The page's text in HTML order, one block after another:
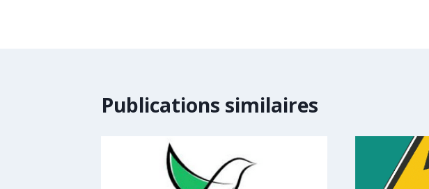
Publications similaires